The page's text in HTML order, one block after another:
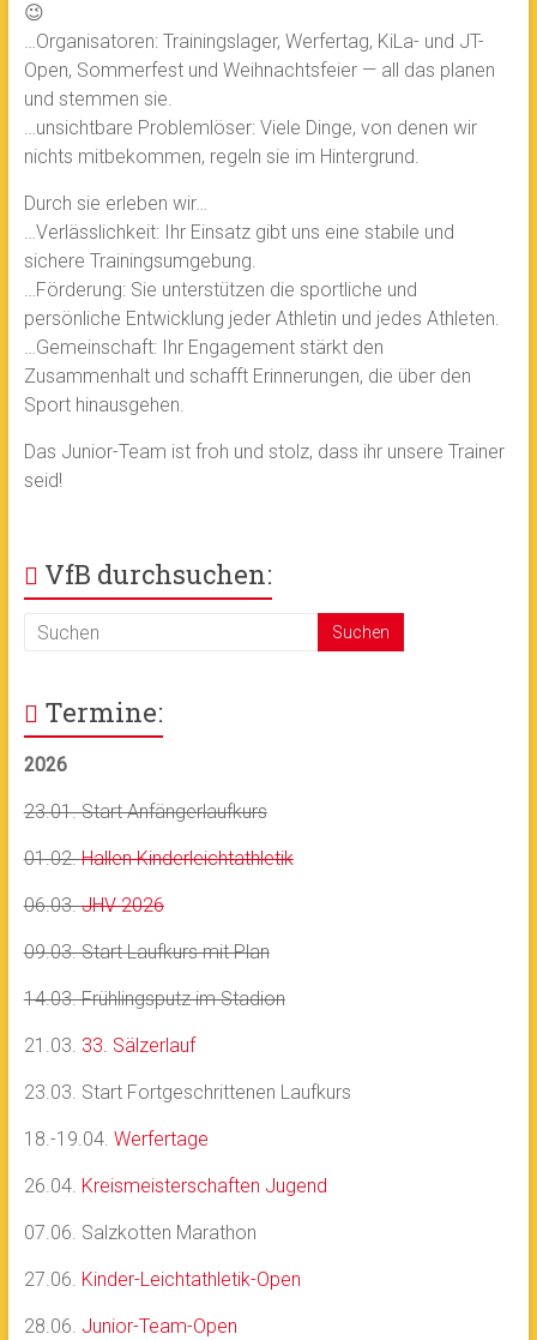
😉
…Organisatoren: Trainingslager, Werfertag, KiLa- und JT-
Open, Sommerfest und Weihnachtsfeier — all das planen
und stemmen sie.
…unsichtbare Problemlöser: Viele Dinge, von denen wir
nichts mitbekommen, regeln sie im Hintergrund.
Durch sie erleben wir…
…Verlässlichkeit: Ihr Einsatz gibt uns eine stabile und
sichere Trainingsumgebung.
…Förderung: Sie unterstützen die sportliche und
persönliche Entwicklung jeder Athletin und jedes Athleten.
…Gemeinschaft: Ihr Engagement stärkt den
Zusammenhalt und schafft Erinnerungen, die über den
Sport hinausgehen.
Das Junior-Team ist froh und stolz, dass ihr unsere Trainer
seid!
VfB durchsuchen:
Termine:
2026
23.01. Start Anfängerlaufkurs
01.02.Hallen Kinderleichtathletik
06.03.JHV 2026
09.03. Start Laufkurs mit Plan
14.03. Frühlingsputz im Stadion
21.03. 33. Sälzerlauf
23.03. Start Fortgeschrittenen Laufkurs
18.-19.04. Werfertage
26.04. Kreismeisterschaften Jugend
07.06. Salzkotten Marathon
27.06. Kinder-Leichtathletik-Open
28.06. Junior-Team-Open